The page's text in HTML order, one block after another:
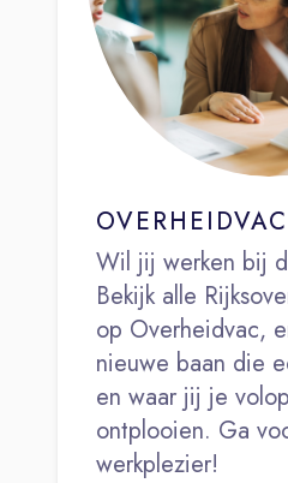
OVERHEIDVAC
Wil jij werken bij
Bekijk alle
op Overheidvac,
nieuwe baan die
en waar jij je
ontplooien. Ga
werkplezier!